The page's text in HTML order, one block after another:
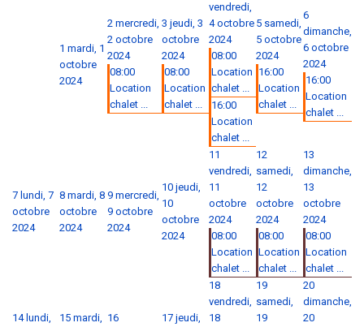
1 mardi, 1
octobre
2024
2 mercredi,
2 octobre
2024
08:00
Location
chalet ...
3 jeudi, 3
octobre
2024
08:00
Location
chalet ...
vendredi,
4 octobre
2024
08:00
Location
chalet ...
16:00
Location
chalet ...
5 samedi,
5 octobre
2024
16:00
Location
chalet ...
6
dimanche,
6 octobre
2024
16:00
Location
chalet ...
7 lundi, 7
octobre
2024
8 mardi, 8
octobre
2024
9 mercredi,
9 octobre
2024
10 jeudi,
10
octobre
2024
11
vendredi,
11
octobre
2024
08:00
Location
chalet ...
12
samedi,
12
octobre
2024
08:00
Location
chalet ...
13
dimanche,
13
octobre
2024
08:00
Location
chalet ...
14 lundi,
15 mardi, 16
17 jeudi,
18
vendredi,
18
19
samedi,
19
20
dimanche,
20